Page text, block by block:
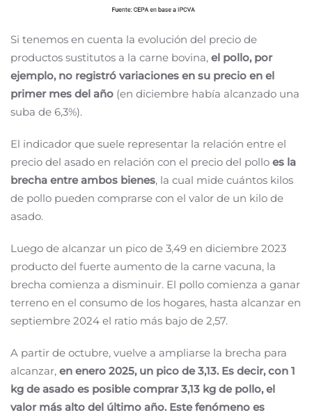
Si tenemos en cuenta la evolución del precio de
productos sustitutos a la carne bovina, el pollo, por
ejemplo, no registró variaciones en su precio en el
primer mes del año (en diciembre había alcanzado una
suba de 6,3%).
El indicador que suele representar la relación entre el
precio del asado en relación con el precio del pollo es la
brecha entre ambos bienes, la cual mide cuántos kilos
de pollo pueden comprarse con el valor de un kilo de
asado.
Luego de alcanzar un pico de 3,49 en diciembre 2023
producto del fuerte aumento de la carne vacuna, la
brecha comienza a disminuir. El pollo comienza a ganar
terreno en el consumo de los hogares, hasta alcanzar en
septiembre 2024 el ratio más bajo de 2,57.
A partir de octubre, vuelve a ampliarse la brecha para
alcanzar, en enero 2025, un pico de 3,13. Es decir, con 1
kg de asado es posible comprar 3,13 kg de pollo, el
valor más alto del último año. Este fenómeno es